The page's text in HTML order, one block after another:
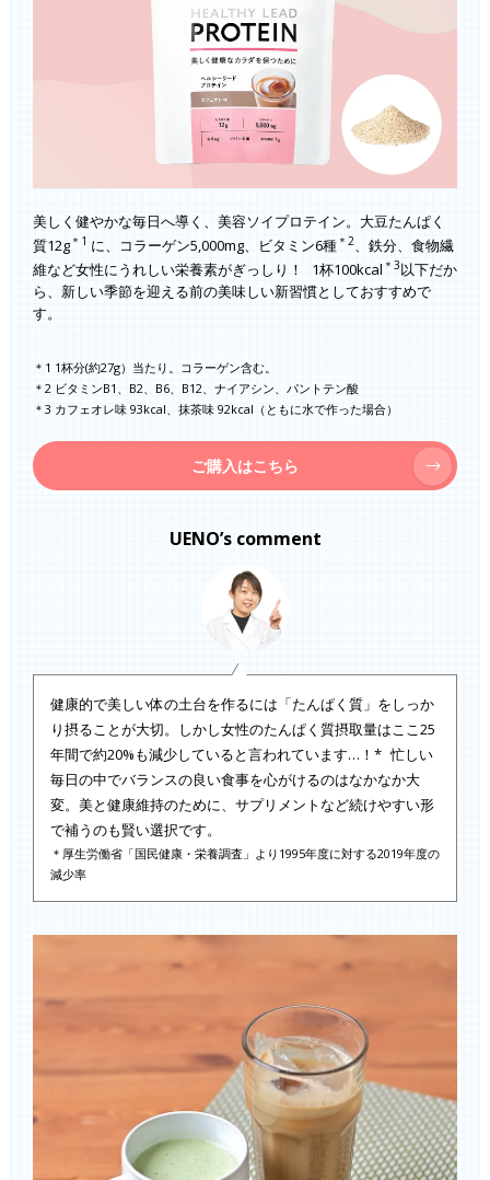
美しく健やかな毎日へ導く、美容ソイプロテイン。大豆たんぱく
質12g ＊1 に、コラーゲン5,000mg、ビタミン6種 ＊2、鉄分、食物繊
維など女性にうれしい栄養素がぎっしり！ 1杯100kcal ＊3以下だか
ら、新しい季節を迎える前の美味しい新習慣としておすすめで
す。
＊1 1杯分(約27g）当たり。コラーゲン含む。
＊2 ビタミンB1、B2、B6、B12、ナイアシン、パントテン酸
＊3 カフェオレ味 93kcal、抹茶味 92kcal（ともに水で作った場合）
ご購入はこちら
UENO’s comment
健康的で美しい体の土台を作るには「たんぱく質」をしっか
り摂ることが大切。しかし女性のたんぱく質摂取量はここ25
年間で約20%も減少していると言われています…！* 忙しい
毎日の中でバランスの良い食事を心がけるのはなかなか大
変。美と健康維持のために、サプリメントなど続けやすい形
で補うのも賢い選択です。
＊厚生労働省「国民健康・栄養調査」より1995年度に対する2019年度の
減少率